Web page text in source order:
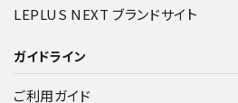
LEPLUS NEXT ブランドサイト
ガイドライン
ご利用ガイド